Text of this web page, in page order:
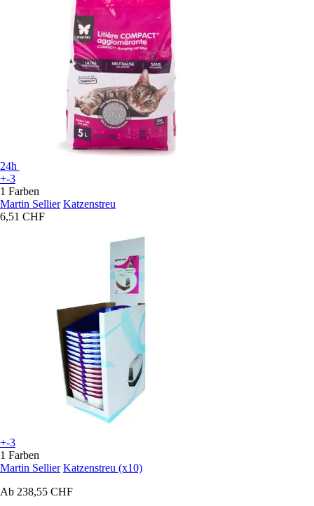
24h
+-3
1 Farben
Martin Sellier Katzenstreu
6,51 CHF
+-3
1 Farben
Martin Sellier Katzenstreu (x10)
Ab 238,55 CHF